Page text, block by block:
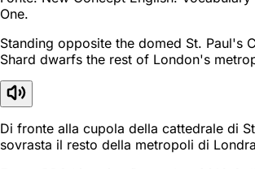
One.
Standing opposite the domed St. Paul's
Shard dwarfs the rest of London's
Di fronte alla cupola della cattedrale di
sovrasta il resto della metropoli di